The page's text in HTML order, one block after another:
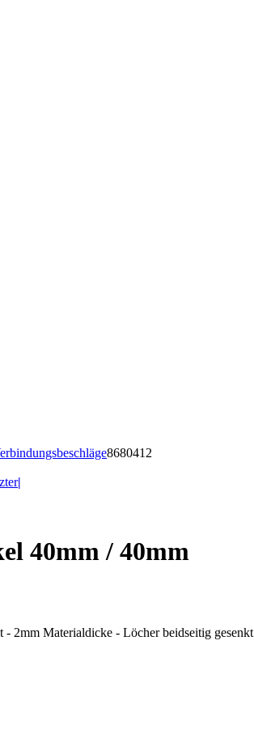
8680412
|
40mm / 40mm
- 2mm Materialdicke - Löcher beidseitig gesenkt